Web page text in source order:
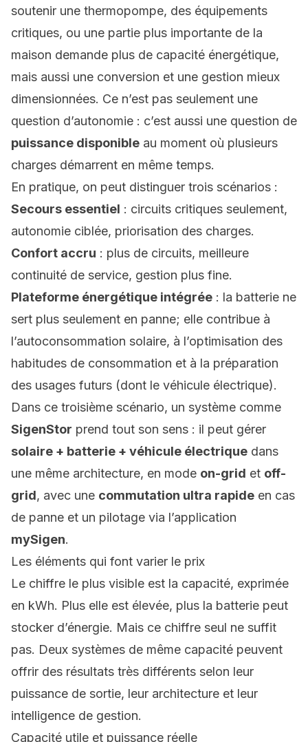
soutenir une thermopompe, des équipements
critiques, ou une partie plus importante de la
maison demande plus de capacité énergétique,
mais aussi une conversion et une gestion mieux
dimensionnées. Ce n’est pas seulement une
question d’autonomie : c’est aussi une question de
puissance disponible au moment où plusieurs
charges démarrent en même temps.
En pratique, on peut distinguer trois scénarios :
Secours essentiel : circuits critiques seulement,
autonomie ciblée, priorisation des charges.
Confort accru : plus de circuits, meilleure
continuité de service, gestion plus fine.
Plateforme énergétique intégrée : la batterie ne
sert plus seulement en panne; elle contribue à
l’autoconsommation solaire, à l’optimisation des
habitudes de consommation et à la préparation
des usages futurs (dont le véhicule électrique).
Dans ce troisième scénario, un système comme
SigenStor prend tout son sens : il peut gérer
solaire + batterie + véhicule électrique dans
une même architecture, en mode on-grid et off-
grid, avec une commutation ultra rapide en cas
de panne et un pilotage via l’application
mySigen.
Les éléments qui font varier le prix
Le chiffre le plus visible est la capacité, exprimée
en kWh. Plus elle est élevée, plus la batterie peut
stocker d’énergie. Mais ce chiffre seul ne suffit
pas. Deux systèmes de même capacité peuvent
offrir des résultats très différents selon leur
puissance de sortie, leur architecture et leur
intelligence de gestion.
Capacité utile et puissance réelle